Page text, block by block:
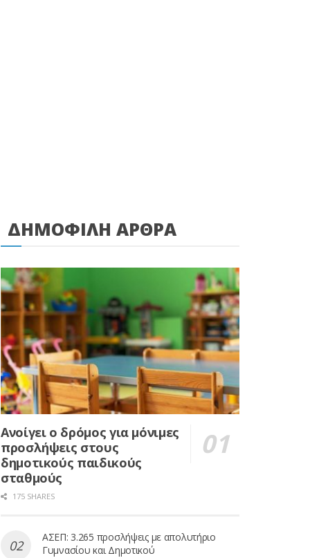
ΔΗΜΟΦΙΛΗ ΑΡΘΡΑ
Ανοίγει ο δρόμος για μόνιμες
προσλήψεις στους
δημοτικούς παιδικούς
σταθμούς
175 SHARES
ΑΣΕΠ: 3.265 προσλήψεις με απολυτήριο
Γυμνασίου και Δημοτικού